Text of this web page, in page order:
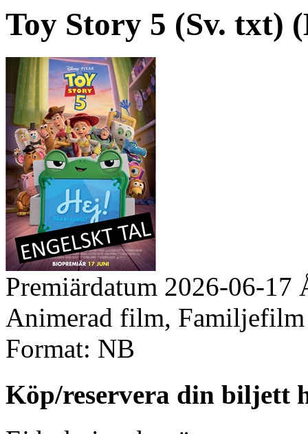
Toy Story 5 (Sv. txt)
Premiärdatum 2026-06-17
Animerad film, Familjefilm
Format: NB
Köp/reservera din biljett